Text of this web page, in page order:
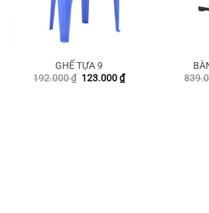
GHẾ TỰA 9
192.000₫ Giá
123.000₫Giá
hiện